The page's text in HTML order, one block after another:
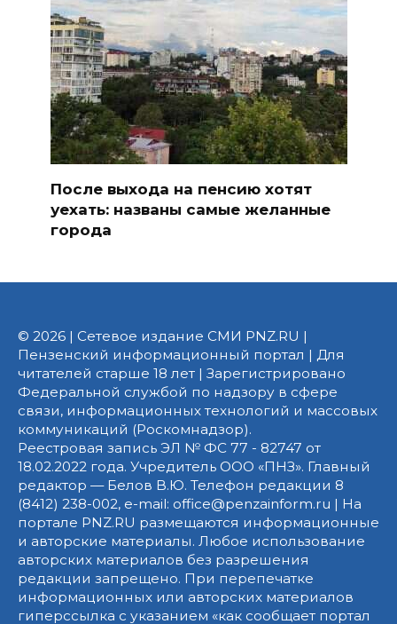
После выхода на пенсию хотят
уехать: названы самые желанные
города
© 2026 | Сетевое издание СМИ PNZ.RU |
Пензенский информационный портал | Для
читателей старше 18 лет | Зарегистрировано
Федеральной службой по надзору в сфере
связи, информационных технологий и массовых
коммуникаций (Роскомнадзор).
Реестровая запись ЭЛ № ФС 77 - 82747 от
18.02.2022 года. Учредитель ООО «ПНЗ». Главный
редактор — Белов В.Ю. Телефон редакции 8
(8412) 238-002, e-mail: office@penzainform.ru | На
портале PNZ.RU размещаются информационные
и авторские материалы. Любое использование
авторских материалов без разрешения
редакции запрещено. При перепечатке
информационных или авторских материалов
гиперссылка с указанием «как сообщает портал